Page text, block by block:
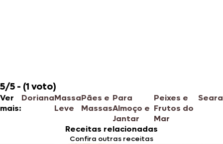
5/5 - (1 voto)
Ver
mais:
DorianaMassa
Leve
Pães e
Massas
Para
Almoço e
Jantar
Peixes e
Frutos do
Mar
Seara
Receitas relacionadas
Confira outras receitas